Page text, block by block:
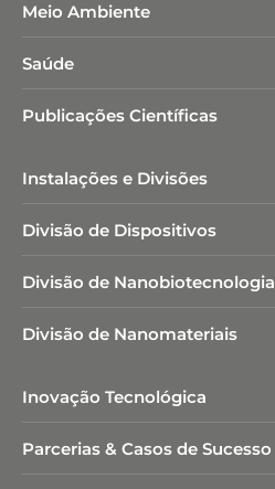
Meio Ambiente
Saúde
Publicações Científicas
Instalações e Divisões
Divisão de Dispositivos
Divisão de Nanobiotecnologia​
Divisão de Nanomateriais
Inovação Tecnológica
Parcerias & Casos de Sucesso